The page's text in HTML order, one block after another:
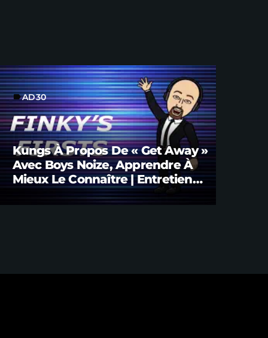
labelAD30
Kungs À Propos De « Get Away »
Avec Boys Noize, Apprendre À
Mieux Le Connaître | Entretien
Avec Brian FINK